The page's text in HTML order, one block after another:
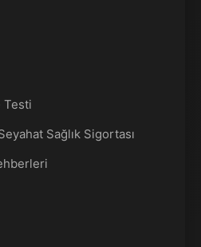
Testi
Sağlık Sigortası